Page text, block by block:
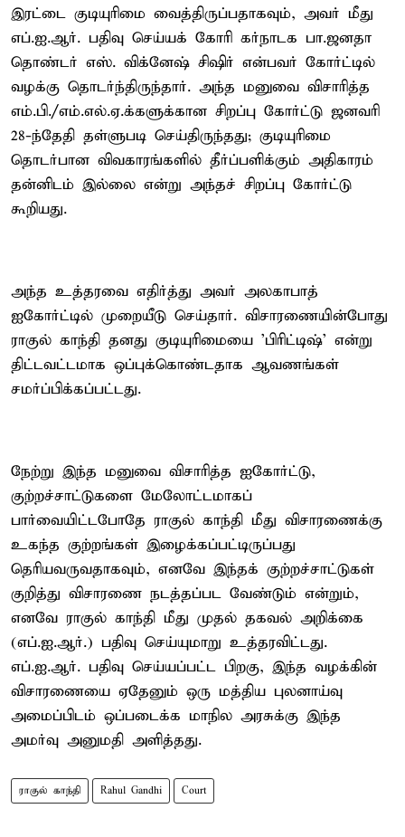
இரட்டை குடியுரிமை வைத்திருப்பதாகவும், அவர் மீது
எப்.ஐ.ஆர். பதிவு செய்யக் கோரி கர்நாடக பா.ஜனதா
தொண்டர் எஸ். விக்னேஷ் சிஷிர் என்பவர் கோர்ட்டில்
வழக்கு தொடர்ந்திருந்தார். அந்த மனுவை விசாரித்த
எம்.பி./எம்.எல்.ஏ.க்களுக்கான சிறப்பு கோர்ட்டு ஜனவரி
28-ந்தேதி தள்ளுபடி செய்திருந்தது; குடியுரிமை
தொடர்பான விவகாரங்களில் தீர்ப்பளிக்கும் அதிகாரம்
தன்னிடம் இல்லை என்று அந்தச் சிறப்பு கோர்ட்டு
கூறியது.
அந்த உத்தரவை எதிர்த்து அவர் அலகாபாத்
ஐகோர்ட்டில் முறையீடு செய்தார். விசாரணையின்போது
ராகுல் காந்தி தனது குடியுரிமையை 'பிரிட்டிஷ்' என்று
திட்டவட்டமாக ஒப்புக்கொண்டதாக ஆவணங்கள்
சமர்ப்பிக்கப்பட்டது.
நேற்று இந்த மனுவை விசாரித்த ஐகோர்ட்டு,
குற்றச்சாட்டுகளை மேலோட்டமாகப்
பார்வையிட்டபோதே ராகுல் காந்தி மீது விசாரணைக்கு
உகந்த குற்றங்கள் இழைக்கப்பட்டிருப்பது
தெரியவருவதாகவும், எனவே இந்தக் குற்றச்சாட்டுகள்
குறித்து விசாரணை நடத்தப்பட வேண்டும் என்றும்,
எனவே ராகுல் காந்தி மீது முதல் தகவல் அறிக்கை
(எப்.ஐ.ஆர்.) பதிவு செய்யுமாறு உத்தரவிட்டது.
எப்.ஐ.ஆர். பதிவு செய்யப்பட்ட பிறகு, இந்த வழக்கின்
விசாரணையை ஏதேனும் ஒரு மத்திய புலனாய்வு
அமைப்பிடம் ஒப்படைக்க மாநில அரசுக்கு இந்த
அமர்வு அனுமதி அளித்தது.
ராகுல் காந்தி Rahul Gandhi Court